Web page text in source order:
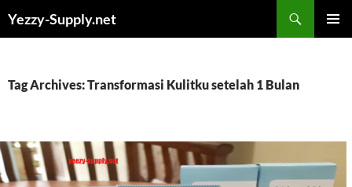
Yezzy-Supply.net
Tag Archives: Transformasi Kulitku setelah 1 Bulan